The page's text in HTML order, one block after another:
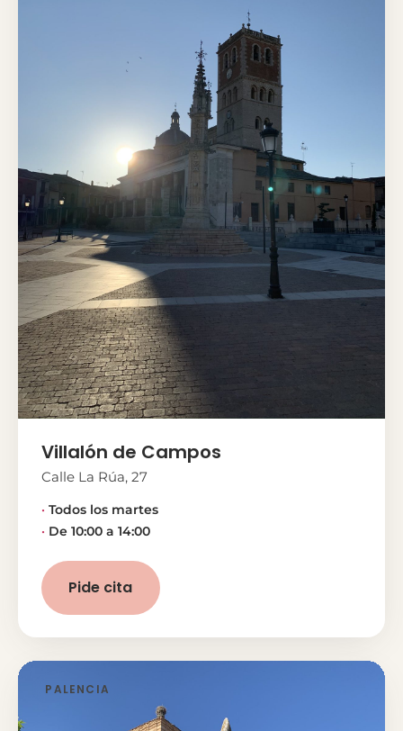
Villalón de Campos
Calle La Rúa, 27
Todos los martes
De 10:00 a 14:00
Pide cita
PALENCIA